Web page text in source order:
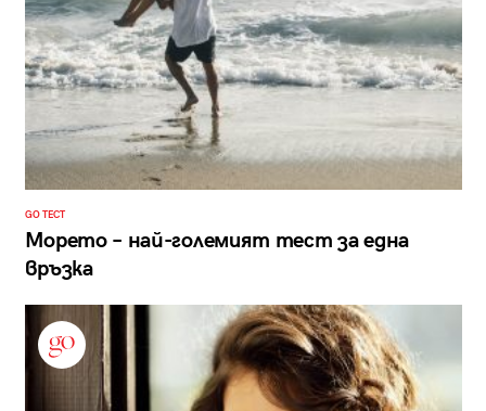
GO ТЕСТ
Морето – най-големият тест за една
връзка